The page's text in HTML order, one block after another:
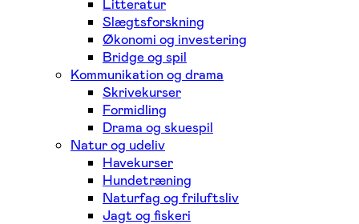
Litteratur
Slægtsforskning
Økonomi og investering
Bridge og spil
Kommunikation og drama
Skrivekurser
Formidling
Drama og skuespil
Natur og udeliv
Havekurser
Hundetræning
Naturfag og friluftsliv
Jagt og fiskeri